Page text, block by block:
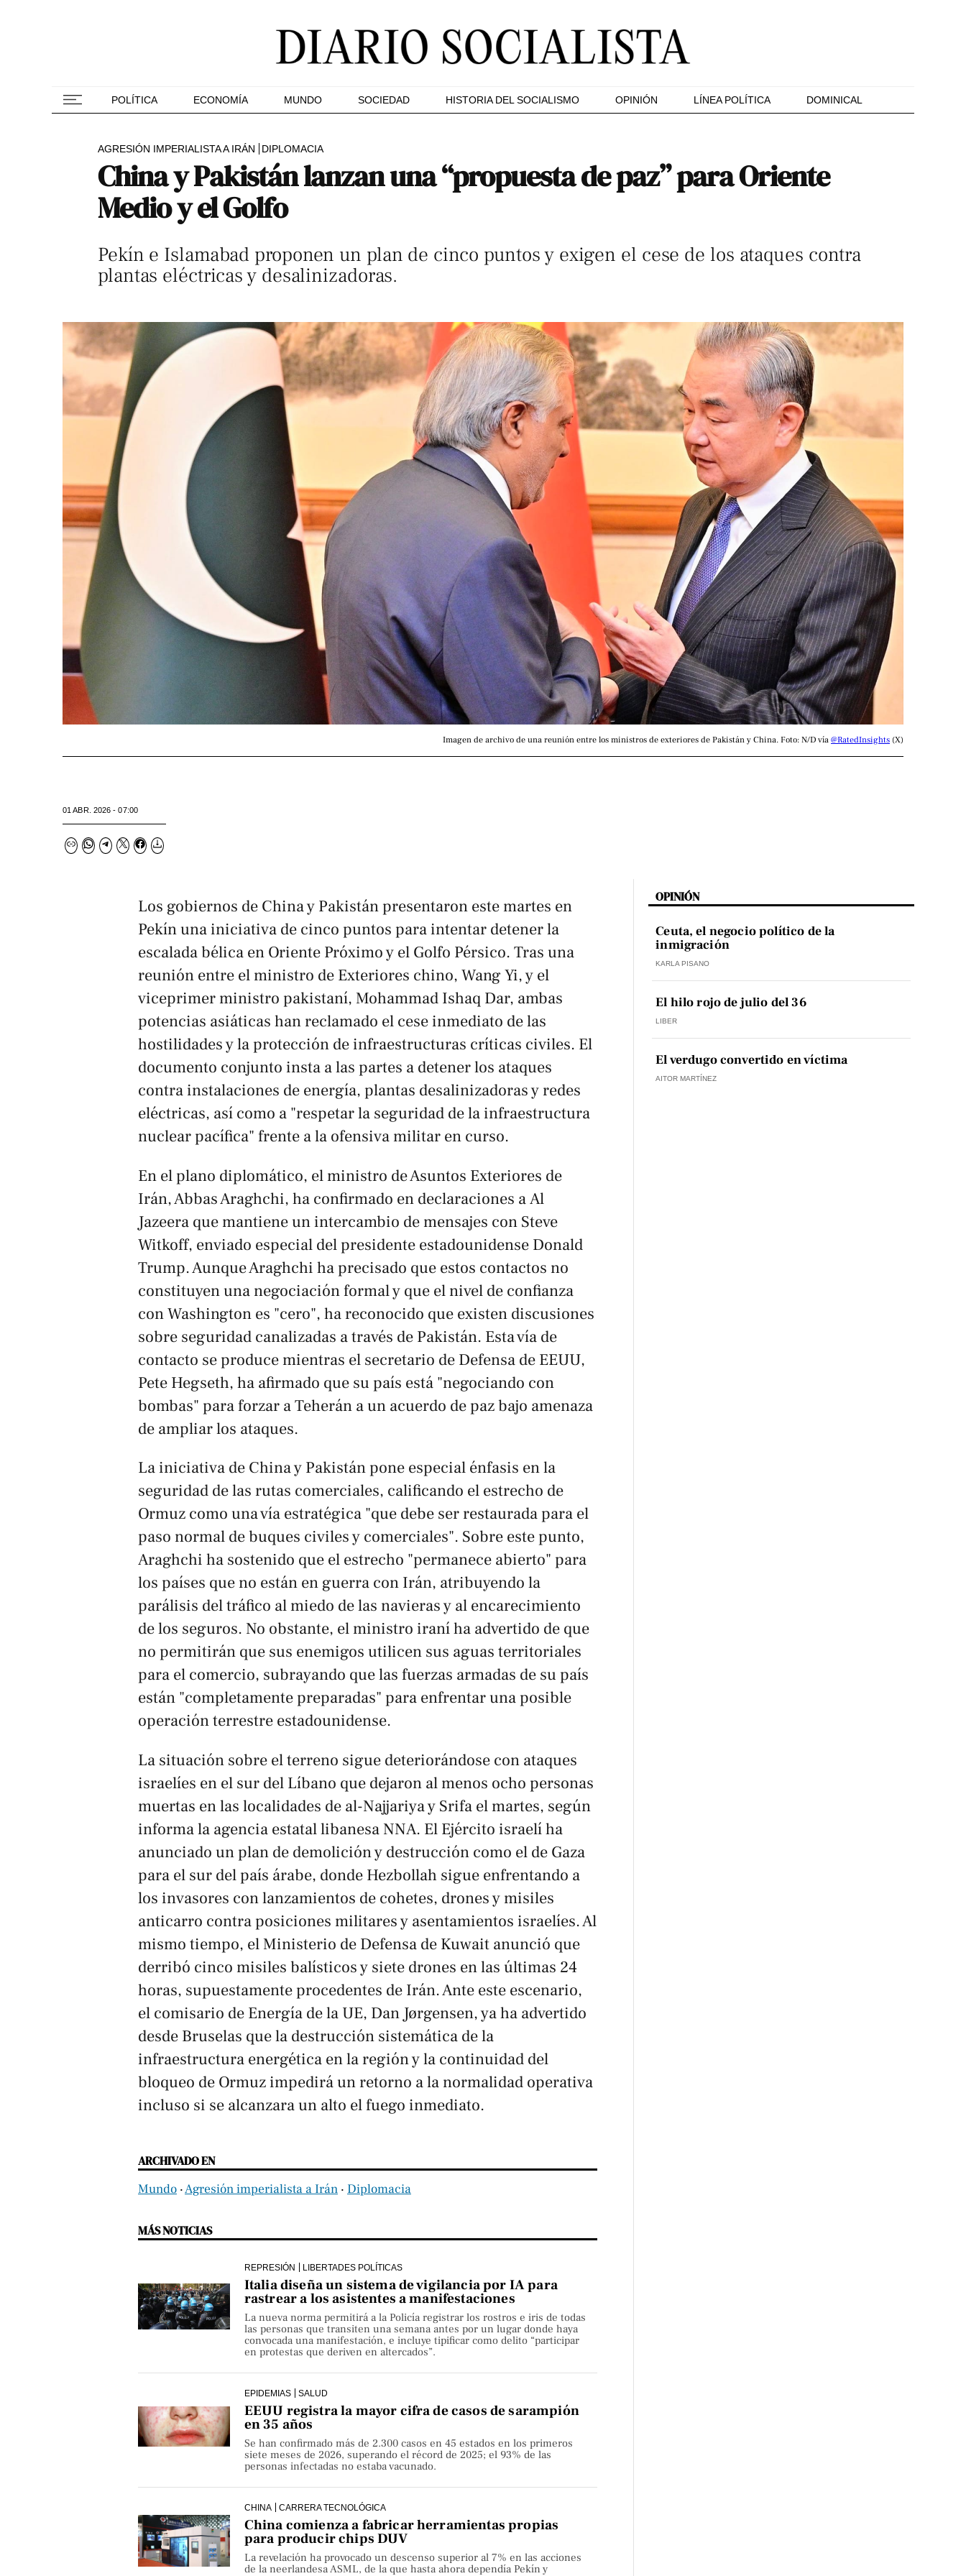
POLÍTICA ECONOMÍA MUNDO SOCIEDAD HISTORIA DEL SOCIALISMO OPINIÓN LÍNEA POLÍTICA DOMINICAL
AGRESIÓN IMPERIALISTA A IRÁN DIPLOMACIA
China y Pakistán lanzan una “propuesta de paz” para Oriente
Medio y el Golfo
Pekín e Islamabad proponen un plan de cinco puntos y exigen el cese de los ataques contra
plantas eléctricas y desalinizadoras.
Imagen de archivo de una reunión entre los ministros de exteriores de Pakistán y China. Foto: N/D vía @RatedInsights (X)
01 ABR. 2026 - 07:00
Los gobiernos de China y Pakistán presentaron este martes en
Pekín una iniciativa de cinco puntos para intentar detener la
escalada bélica en Oriente Próximo y el Golfo Pérsico. Tras una
reunión entre el ministro de Exteriores chino, Wang Yi, y el
viceprimer ministro pakistaní, Mohammad Ishaq Dar, ambas
potencias asiáticas han reclamado el cese inmediato de las
hostilidades y la protección de infraestructuras críticas civiles. El
documento conjunto insta a las partes a detener los ataques
contra instalaciones de energía, plantas desalinizadoras y redes
eléctricas, así como a "respetar la seguridad de la infraestructura
nuclear pacífica" frente a la ofensiva militar en curso.
En el plano diplomático, el ministro de Asuntos Exteriores de
Irán, Abbas Araghchi, ha confirmado en declaraciones aAl
Jazeera que mantiene un intercambio de mensajes con Steve
Witkoff, enviado especial del presidente estadounidense Donald
Trump. Aunque Araghchi ha precisado que estos contactos no
constituyen una negociación formal y que el nivel de confianza
con Washington es "cero", ha reconocido que existen discusiones
sobre seguridad canalizadas a través de Pakistán. Esta vía de
contacto se produce mientras el secretario de Defensa de EEUU,
Pete Hegseth, ha afirmado que su país está "negociando con
bombas" para forzar a Teherán a un acuerdo de paz bajo amenaza
de ampliar los ataques.
La iniciativa de China y Pakistán pone especial énfasis en la
seguridad de las rutas comerciales, calificando el estrecho de
Ormuz como una vía estratégica "que debe ser restaurada para el
paso normal de buques civiles y comerciales". Sobre este punto,
Araghchi ha sostenido que el estrecho "permanece abierto" para
los países que no están en guerra con Irán, atribuyendo la
parálisis del tráfico al miedo de las navieras y al encarecimiento
de los seguros. No obstante, el ministro iraní ha advertido de que
no permitirán que sus enemigos utilicen sus aguas territoriales
para el comercio, subrayando que las fuerzas armadas de su país
están "completamente preparadas" para enfrentar una posible
operación terrestre estadounidense.
La situación sobre el terreno sigue deteriorándose con ataques
israelíes en el sur del Líbano que dejaron al menos ocho personas
muertas en las localidades de al-Najjariya y Srifa el martes, según
informa la agencia estatal libanesa NNA. El Ejército israelí ha
anunciado un plan de demolición y destrucción como el de Gaza
para el sur del país árabe, donde Hezbollah sigue enfrentando a
los invasores con lanzamientos de cohetes, drones y misiles
anticarro contra posiciones militares y asentamientos israelíes. Al
mismo tiempo, el Ministerio de Defensa de Kuwait anunció que
derribó cinco misiles balísticos y siete drones en las últimas 24
horas, supuestamente procedentes de Irán. Ante este escenario,
el comisario de Energía de la UE, Dan Jørgensen, ya ha advertido
desde Bruselas que la destrucción sistemática de la
infraestructura energética en la región y la continuidad del
bloqueo de Ormuz impedirá un retorno a la normalidad operativa
incluso si se alcanzara un alto el fuego inmediato.
ARCHIVADO EN
Mundo ‧Agresión imperialista a Irán ‧ Diplomacia
MÁS NOTICIAS
REPRESIÓN LIBERTADES POLÍTICAS
Italia diseña un sistema de vigilancia por IA para
rastrear a los asistentes a manifestaciones
La nueva norma permitirá a la Policía registrar los rostros e iris de todas
las personas que transiten una semana antes por un lugar donde haya
convocada una manifestación, e incluye tipificar como delito “participar
en protestas que deriven en altercados”.
EPIDEMIAS SALUD
EEUU registra la mayor cifra de casos de sarampión
en 35 años
Se han confirmado más de 2.300 casos en 45 estados en los primeros
siete meses de 2026, superando el récord de 2025; el 93% de las
personas infectadas no estaba vacunado.
CHINA CARRERA TECNOLÓGICA
China comienza a fabricar herramientas propias
para producir chips DUV
La revelación ha provocado un descenso superior al 7% en las acciones
de la neerlandesa ASML, de la que hasta ahora dependía Pekín y
OPINIÓN
Ceuta, el negocio político de la
inmigración
KARLA PISANO
El hilo rojo de julio del 36
LIBER
El verdugo convertido en víctima
AITOR MARTÍNEZ